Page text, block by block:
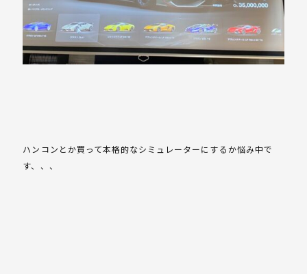
ハンコンとか買って本格的なシミュレーターにするか悩み中で
す、、、